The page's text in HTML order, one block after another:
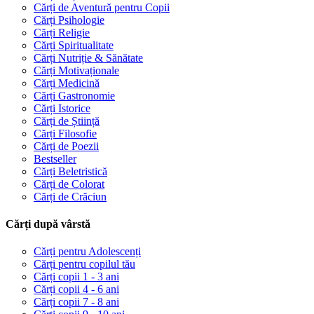
Cărți de Aventură pentru Copii
Cărți Psihologie
Cărți Religie
Cărți Spiritualitate
Cărți Nutriție & Sănătate
Cărți Motivaționale
Cărți Medicină
Cărți Gastronomie
Cărți Istorice
Cărți de Știință
Cărți Filosofie
Cărți de Poezii
Bestseller
Cărți Beletristică
Cărți de Colorat
Cărți de Crăciun
Cărți după vârstă
Cărți pentru Adolescenți
Cărți pentru copilul tău
Cărți copii 1 - 3 ani
Cărți copii 4 - 6 ani
Cărți copii 7 - 8 ani